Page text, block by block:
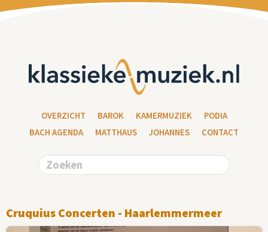
OVERZICHT BAROK KAMERMUZIEK
PODIA
BACH AGENDA
MATTHAUS JOHANNES CONTACT
Cruquius Concerten - Haarlemmermeer